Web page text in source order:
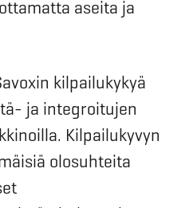
aseita ja
kilpailukykyä
ja integroitujen
Kilpailukyvyn
olosuhteita